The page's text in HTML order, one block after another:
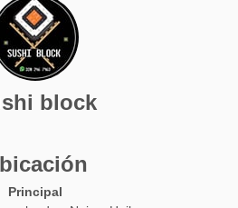
block
Principal